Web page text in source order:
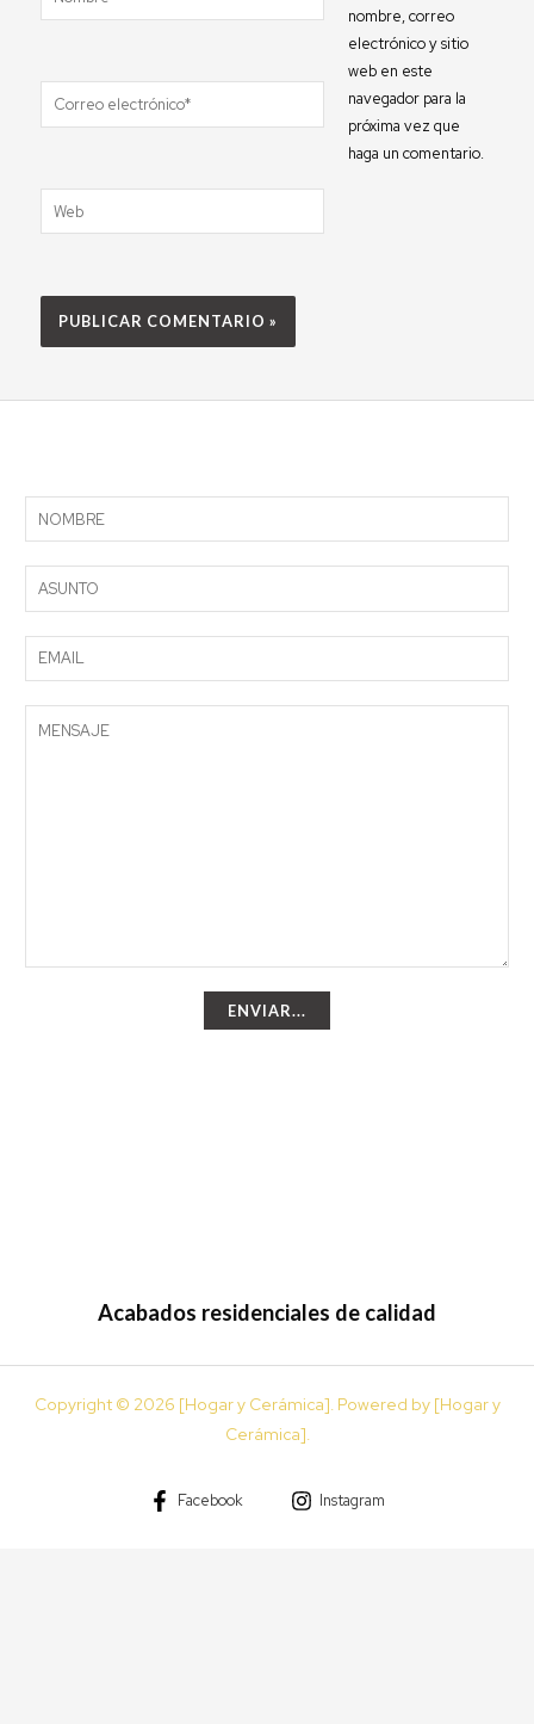
Correo
electrónico*
Web
nombre, correo
electrónico y sitio
web en este
navegador para la
próxima vez que
haga un comentario.
ENVIAR...
Acabados residenciales de calidad
Copyright © 2026 [Hogar y Cerámica]. Powered by [Hogar y
Cerámica].
Facebook Instagram